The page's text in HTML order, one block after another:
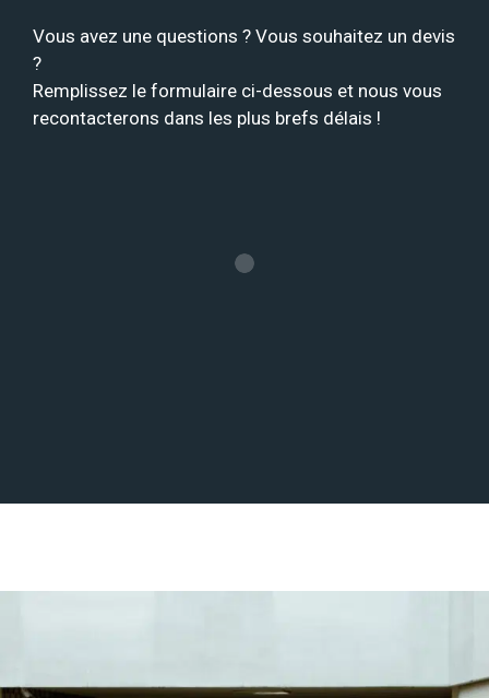
Vous avez une questions ? Vous souhaitez un devis
?
Remplissez le formulaire ci-dessous et nous vous
recontacterons dans les plus brefs délais !